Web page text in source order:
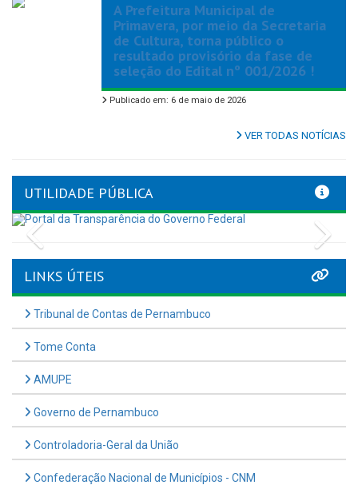
A Prefeitura Municipal de
Primavera, por meio da Secretaria
de Cultura, torna público o
resultado provisório da fase de
seleção do Edital nº 001/2026 !
Publicado em: 6 de maio de 2026
VER TODAS NOTÍCIAS
UTILIDADE PÚBLICA
Previous
LINKS ÚTEIS
Tribunal de Contas de Pernambuco
Tome Conta
AMUPE
Governo de Pernambuco
Controladoria-Geral da União
Confederação Nacional de Municípios - CNM